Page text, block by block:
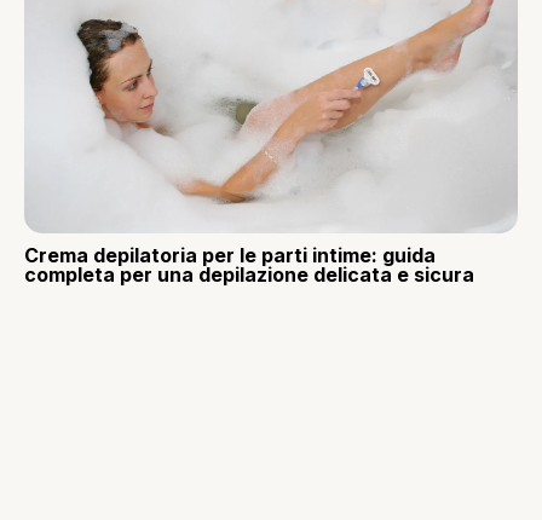
Crema depilatoria per le parti intime: guida
completa per una depilazione delicata e sicura